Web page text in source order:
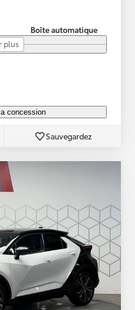
Boîte automatique
plus
concession
Sauvegardez